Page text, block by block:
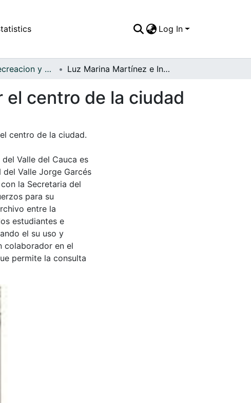
Log In
APFFVC - Recreacion y Paseo - Patrimonial Luz Marina Martínez e Inés Gil, caminando por el centro de la ciudad
el centro de la ciudad
centro de la ciudad.
Valle del Cauca es
Valle Jorge Garcés
la Secretaria del
para su
entre la
estudiantes e
el su uso y
colaborador en el
permite la consulta